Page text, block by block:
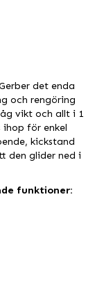
det enda
och rengöring
vikt och allt i 1
för enkel
kickstand
den glider ned i
funktioner: